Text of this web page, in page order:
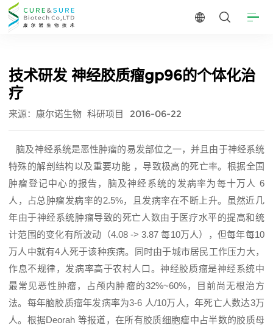
技术研发 神经胶质瘤gp96的个体化治
疗
来源：康尔诺生物 科研项目 2016-06-22
脑及神经系统是恶性肿瘤的易发部位之一，并且由于神经系统
特殊的解剖结构以及重要功能 ，导致极高的死亡率。根据全国
肿瘤登记中心的报告，脑及神经系统的发病率为每十万人 6
人，占总肿瘤发病率的2.5%，且发病率在不断上升。虽然近几
年由于神经系统肿瘤导致的死亡人数由于医疗水平的提高和统
计范围的变化有所波动（4.08 -> 3.87 每10万人），但每年每10
万人中就有4人死于该种疾病。同时由于城市居民工作压力大，
作息不规律，发病率高于农村人口。神经胶质瘤是神经系统中
最常见恶性肿瘤，占颅内肿瘤的32%~60%，目前尚无根治方
法。每年脑胶质瘤年发病率为3-6 人/10万人，年死亡人数达3万
人。根据Deorah 等报道，在所有胶质细胞瘤中占半数的胶质母